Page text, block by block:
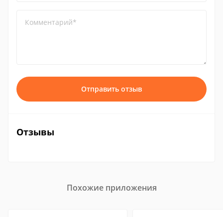
Комментарий*
Отправить отзыв
Отзывы
Похожие приложения